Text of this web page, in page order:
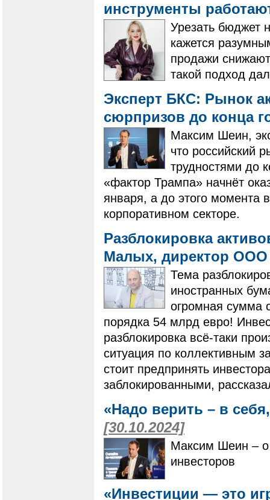
инструменты
Урезать бюджет
кажется
продажи
такой подход
Эксперт БКС: Рынок
сюрпризов до конца
Максим Шеин,
что российский
трудностями до
«фактор Трампа» начнёт
января, а до этого момента
корпоративном секторе.
Разблокировка
Малых, директор
​​​​​​​Тема
иностранных
огромная сумма
порядка 54 млрд евро!
разблокировка всё-таки
ситуация по коллективным
стоит предпринять
заблокированными,
«Надо верить – в
[30.10.2024]
Максим Шеин – о
инвесторов
«Инвестиции — это